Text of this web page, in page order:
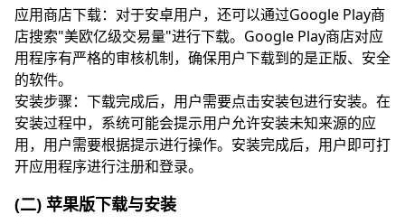
应用商店下载：对于安卓用户，还可以通过Google Play商
店搜索"美欧亿级交易量"进行下载。Google Play商店对应
用程序有严格的审核机制，确保用户下载到的是正版、安全
的软件。
安装步骤：下载完成后，用户需要点击安装包进行安装。在
安装过程中，系统可能会提示用户允许安装未知来源的应
用，用户需要根据提示进行操作。安装完成后，用户即可打
开应用程序进行注册和登录。
(二) 苹果版下载与安装